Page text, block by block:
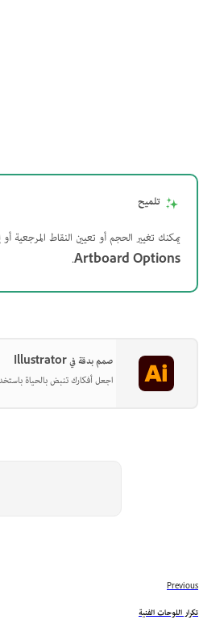
تلميح
يمكنك تغيير الحجم أو تعيين النقاط المرجعية
Artboard Options
.
صمم بدقة في Illustrator
اجعل أفكارك تنبض بالحياة
Previous
تكرار اللوحات الفنية